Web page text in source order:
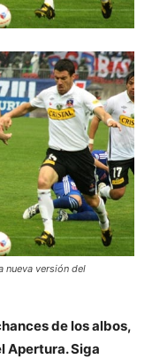
nueva versión del
de los albos,
Apertura. Siga